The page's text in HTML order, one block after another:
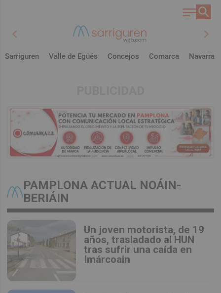
chevron_left chevron_right
Sarriguren Valle de Egüés Concejos Comarca Navarra
PAMPLONA ACTUAL NOÁIN-
BERIÁIN
Un joven motorista, de 19
años, trasladado al HUN
tras sufrir una caída en
Imárcoain